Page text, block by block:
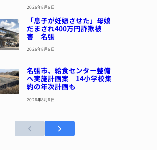
2026年8月6日
「息子が妊娠させた」母娘
だまされ400万円詐欺被
害 名張
2026年8月6日
名張市、給食センター整備
へ実施計画案 14小学校集
約の年次計画も
2026年8月6日